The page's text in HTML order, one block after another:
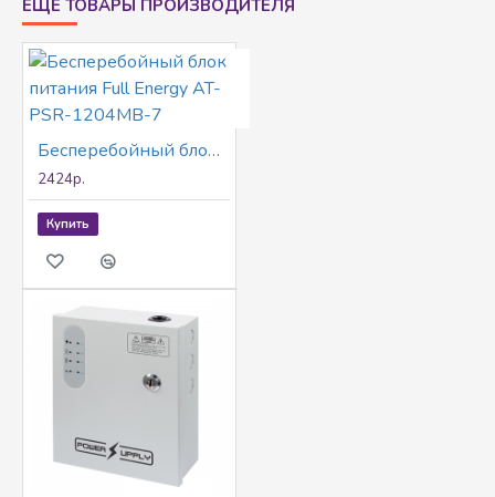
ЕЩЕ ТОВАРЫ ПРОИЗВОДИТЕЛЯ
Бесперебойный блок питания Full Energy AT-PSR-1204MB-7
2424р.
Купить